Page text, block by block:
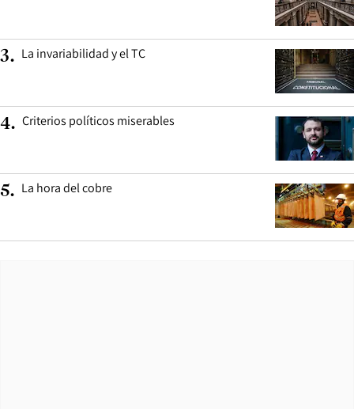
3. La invariabilidad y el TC
4. Criterios políticos miserables
5. La hora del cobre